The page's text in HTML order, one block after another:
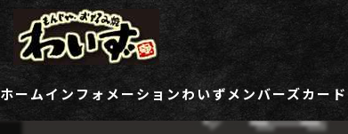
ホームインフォメーションわいずメンバーズカード